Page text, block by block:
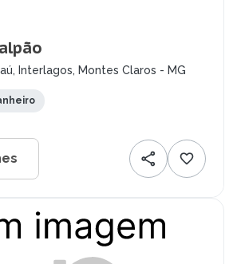
Interlagos, Montes Claros - MG